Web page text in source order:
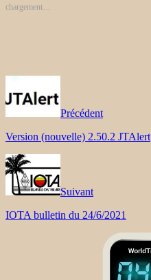
chargement…
Précédent
Version (nouvelle) 2.50.2 JTAlert
Suivant
IOTA bulletin du 24/6/2021